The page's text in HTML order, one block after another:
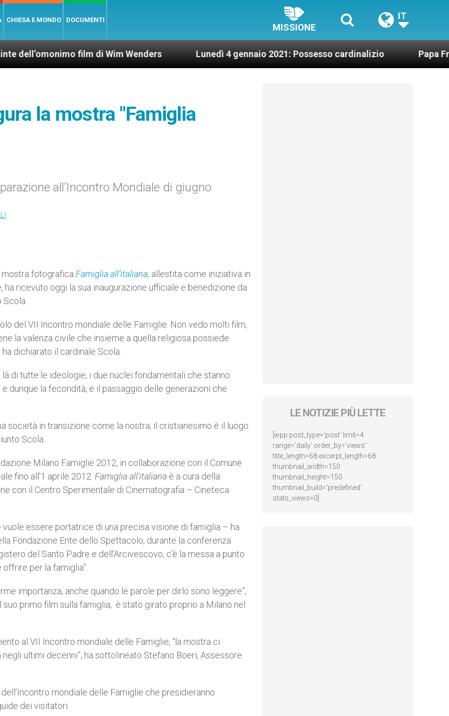
CHIESA E MONDO DOCUMENTI
MISSIONE
IT
film di Wim Wenders Lunedì 4 gennaio 2021: Possesso cardinalizio Papa Francesco:
la mostra "Famiglia
all’Incontro Mondiale di giugno
mostra fotografica Famiglia all’italiana, allestita come iniziativa in
ricevuto oggi la sua inaugurazione ufficiale e benedizione da
del VII Incontro mondiale delle Famiglie. Non vedo molti film,
la valenza civile che insieme a quella religiosa possiede
dichiarato il cardinale Scola.
di tutte le ideologie, i due nuclei fondamentali che stanno
dunque la fecondità, e il passaggio delle generazioni che
società in transizione come la nostra; il cristianesimo è il luogo
Scola.
Milano Famiglie 2012, in collaborazione con il Comune
fino all’1 aprile 2012. Famiglia all’italiana è a cura della
con il Centro Sperimentale di Cinematografia – Cineteca
vuole essere portatrice di una precisa visione di famiglia – ha
Fondazione Ente dello Spettacolo, durante la conferenza
del Santo Padre e dell’Arcivescovo, c’è la messa a punto
per la famiglia”.
importanza, anche quando le parole per dirlo sono leggere”,
primo film sulla famiglia, è stato girato proprio a Milano nel
al VII Incontro mondiale delle Famiglie, “la mostra ci
ultimi decenni”, ha sottolineato Stefano Boeri, Assessore
mondiale delle Famiglie che presidieranno
dei visitatori.
LE NOTIZIE PIÙ LETTE
[wpp post_type='post' limit=4
range='daily' order_by='views'
title_length=68 excerpt_length=68
thumbnail_width=150
thumbnail_height=150
thumbnail_build='predefined'
stats_views=0]